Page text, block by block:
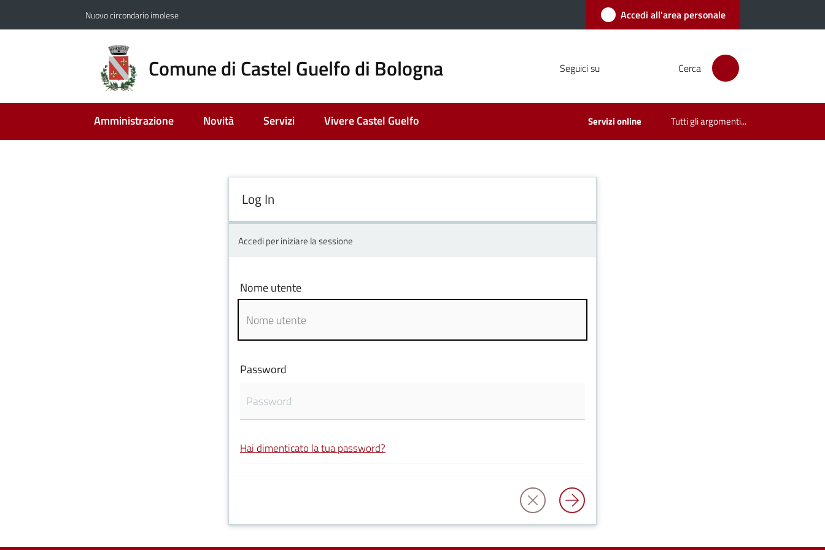
Nuovo circondario imolese Accedi all'area personale
Comune di Castel Guelfo di Bologna Seguici su Cerca
Amministrazione Novità Servizi Vivere Castel Guelfo Servizi online Tutti gli argomenti...
Log In
Accedi per iniziare la sessione
Nome utente
Password
Hai dimenticato la tua password?